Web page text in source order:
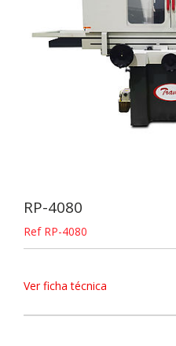
RP-4080
Ref RP-4080
Ver ficha técnica